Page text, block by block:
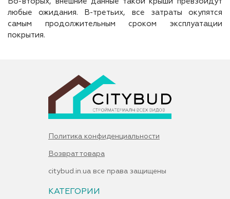
любые ожидания. В-третьих, все затраты окупятся
самым продолжительным сроком эксплуатации
покрытия.
Политика конфиденциальности
Возврат товара
citybud.in.ua все права защищены
КАТЕГОРИИ